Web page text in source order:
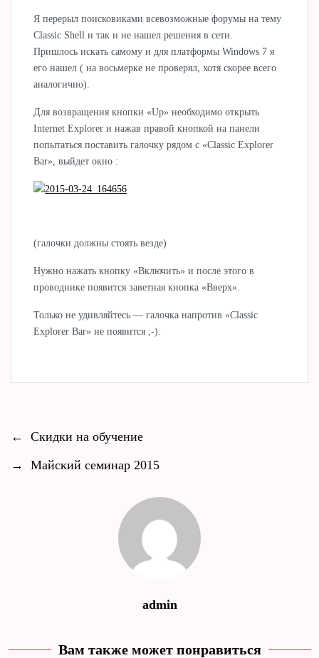
Я перерыл поисковиками всевозможные форумы на тему
Classic Shell и так и не нашел решения в сети.
Пришлось искать самому и для платформы Windows 7 я
его нашел ( на восьмерке не проверял, хотя скорее всего
аналогично).
Для возвращения кнопки «Up» необходимо открыть
Internet Explorer и нажав правой кнопкой на панели
попытаться поставить галочку рядом с «Classic Explorer
Bar», выйдет окно :
(галочки должны стоять везде)
Нужно нажать кнопку «Включить» и после этого в
проводнике появится заветная кнопка «Вверх».
Только не удивляйтесь — галочка напротив «Classic
Explorer Bar» не появится ;-).
←
Скидки на обучение
→
Майский семинар 2015
admin
Вам также может понравиться